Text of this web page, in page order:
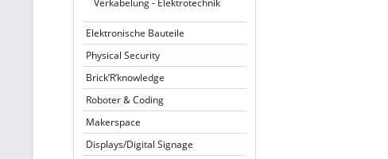
Verkabelung - Elektrotechnik
Elektronische Bauteile
Physical Security
Brick’R’knowledge
Roboter & Coding
Makerspace
Displays/Digital Signage